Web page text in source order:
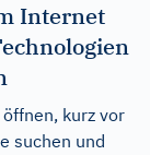
Internet
kurz vor
suchen und